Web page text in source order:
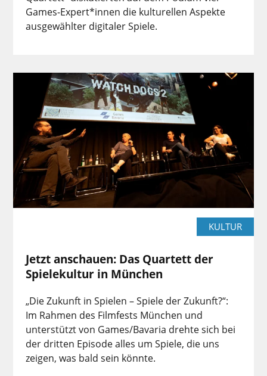
Games-Expert*innen die kulturellen Aspekte
ausgewählter digitaler Spiele.
KULTUR
Jetzt anschauen: Das Quartett der
Spielekultur in München
„Die Zukunft in Spielen – Spiele der Zukunft?“:
Im Rahmen des Filmfests München und
unterstützt von Games/Bavaria drehte sich bei
der dritten Episode alles um Spiele, die uns
zeigen, was bald sein könnte.